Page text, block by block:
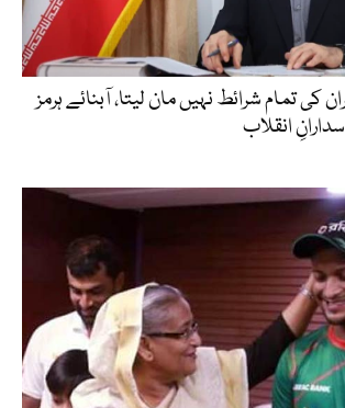
کی تمام شرائط نہیں مان لیتا، آبنائے ہرمز
انقلاب